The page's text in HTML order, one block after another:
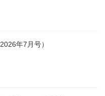
年7月号）